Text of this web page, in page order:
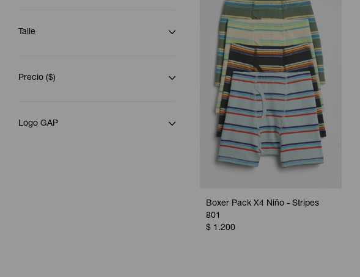
Boxer Pack X4 Niño - Stripes
801
$ 1.200
Talle
Precio ($)
Logo GAP